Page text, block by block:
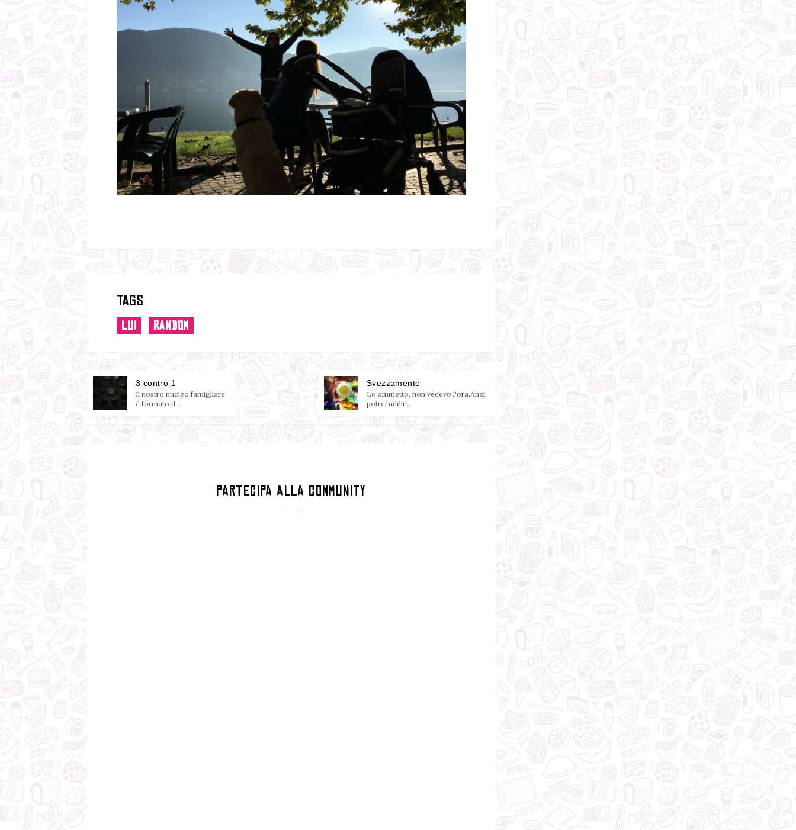
Tags
LUI RANDOM
3 contro 1
Il nostro nucleo famigliare
é formato d...
Svezzamento
Lo ammetto, non vedevo l'ora.Anzi,
potrei addir...
PARTECIPA ALLA COMMUNITY